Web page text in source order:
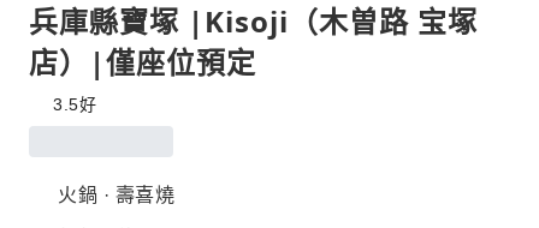
兵庫縣寶塚 |Kisoji（木曽路 宝塚
店）|僅座位預定
3.5好
火鍋 · 壽喜燒